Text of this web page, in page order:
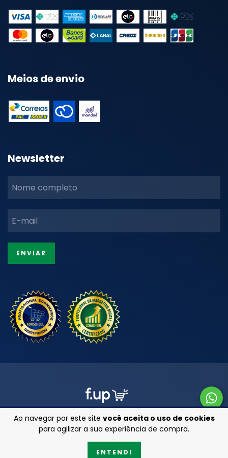
Ao navegar por este site você aceita o uso de cookies
para agilizar a sua experiência de compra.
ENTENDI
Meios de envio
Newsletter
Copyright Armarinhos 25 - 47201850000111 - 2026. Todos os direitos